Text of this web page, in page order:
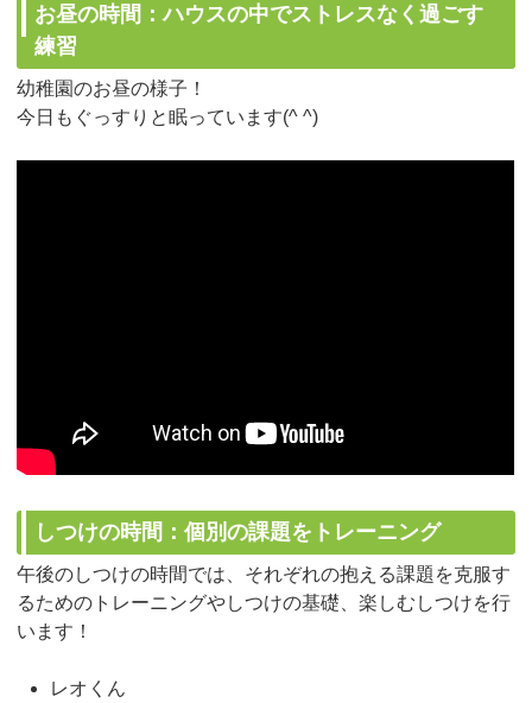
お昼の時間：ハウスの中でストレスなく過ごす
練習
幼稚園のお昼の様子！
今日もぐっすりと眠っています(^ ^)
しつけの時間：個別の課題をトレーニング
午後のしつけの時間では、それぞれの抱える課題を克服す
るためのトレーニングやしつけの基礎、楽しむしつけを行
います！
レオくん